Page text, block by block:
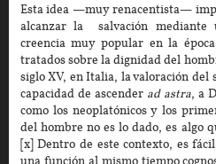
Esta idea —muy renacentista—
alcanzar la salvación mediante
creencia muy popular en la
tratados sobre la dignidad del
siglo XV, en Italia, la valoración del
capacidad de ascender ad astra, a
como los neoplatónicos y los
del hombre no es lo dado, es algo
[x] Dentro de este contexto, es
una función al mismo tiempo